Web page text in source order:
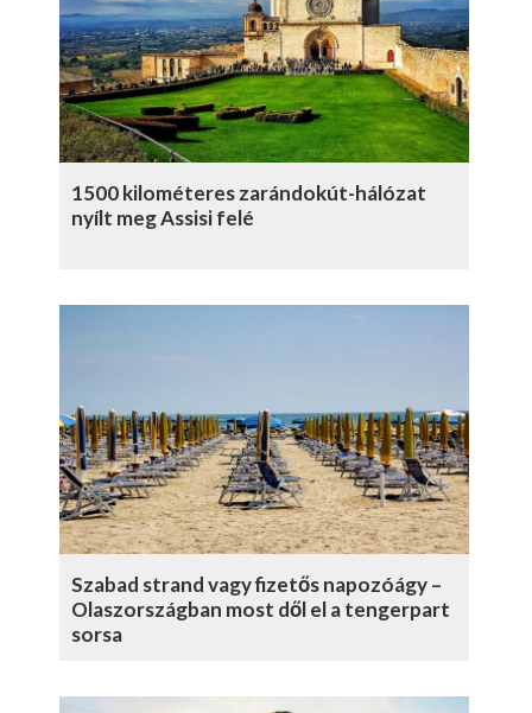
1500 kilométeres zarándokút-hálózat
nyílt meg Assisi felé
Szabad strand vagy fizetős napozóágy –
Olaszországban most dől el a tengerpart
sorsa